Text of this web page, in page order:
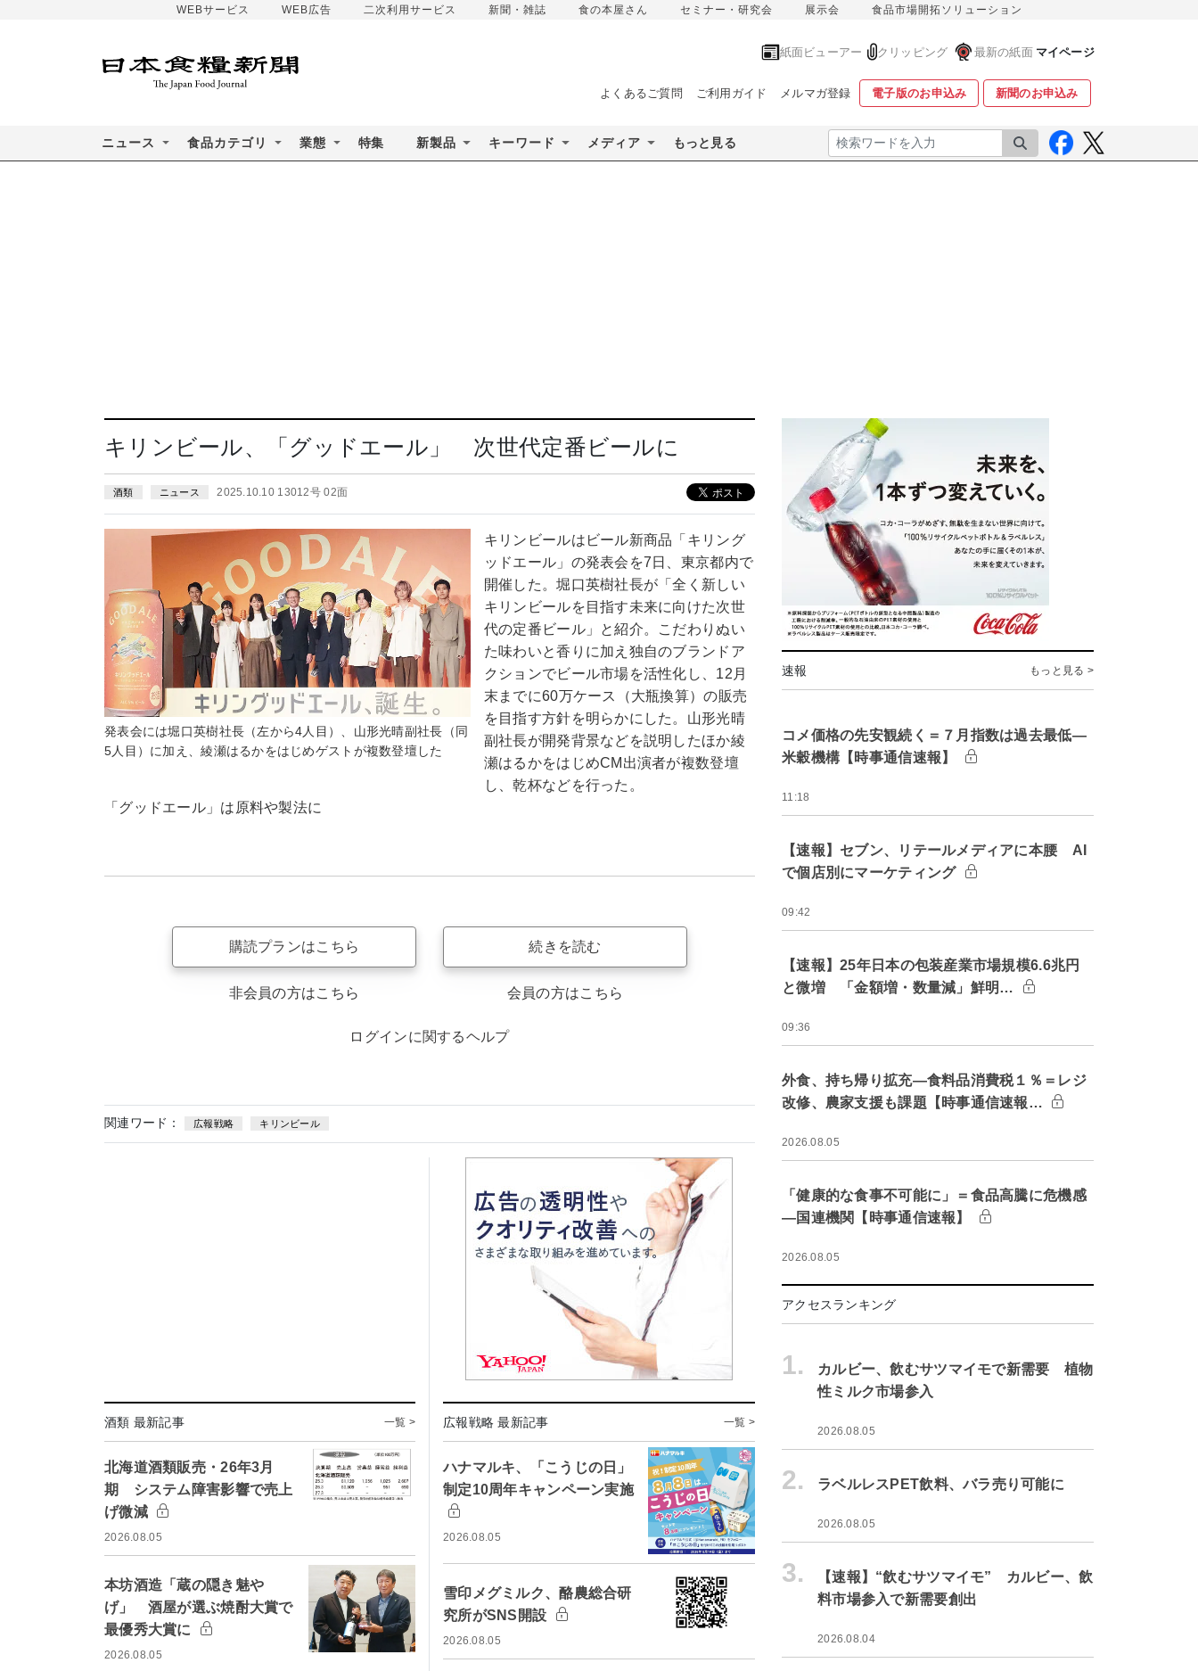
WEBサービス WEB広告 二次利用サービス 新聞・雑誌 食の本屋さん セミナー・研究会 展示会 食品市場開拓ソリューション
紙面ビューアー クリッピング 最新の紙面 マイページ
よくあるご質問 ご利用ガイド メルマガ登録 電子版のお申込み 新聞のお申込み
ニュース 食品カテゴリ 業態 特集 新製品 キーワード メディア もっと見る 検索
キリンビール、「グッドエール」 次世代定番ビールに
酒類 ニュース 2025.10.10 13012号 02面
発表会には堀口英樹社長（左から4人目）、山形光晴副社長（同
5人目）に加え、綾瀬はるかをはじめゲストが複数登壇した
キリンビールはビール新商品「キリング
ッドエール」の発表会を7日、東京都内で
開催した。堀口英樹社長が「全く新しい
キリンビールを目指す未来に向けた次世
代の定番ビール」と紹介。こだわりぬい
た味わいと香りに加え独自のブランドア
クションでビール市場を活性化し、12月
末までに60万ケース（大瓶換算）の販売
を目指す方針を明らかにした。山形光晴
副社長が開発背景などを説明したほか綾
瀬はるかをはじめCM出演者が複数登壇
し、乾杯などを行った。
「グッドエール」は原料や製法に
購読プランはこちら
非会員の方はこちら
続きを読む
会員の方はこちら
ログインに関するヘルプ
関連ワード： 広報戦略 キリンビール
酒類 最新記事 一覧 >
北海道酒類販売・26年3月
期 システム障害影響で売上
げ微減
2026.08.05
本坊酒造「蔵の隠き魅や
げ」 酒屋が選ぶ焼酎大賞で
最優秀大賞に
2026.08.05
広報戦略 最新記事 一覧 >
ハナマルキ、「こうじの日」
制定10周年キャンペーン実施
2026.08.05
雪印メグミルク、酪農総合研
究所がSNS開設
2026.08.05
速報 もっと見る >
コメ価格の先安観続く＝７月指数は過去最低―
米穀機構【時事通信速報】
11:18
【速報】セブン、リテールメディアに本腰 AI
で個店別にマーケティング
09:42
【速報】25年日本の包装産業市場規模6.6兆円
と微増 「金額増・数量減」鮮明…
09:36
外食、持ち帰り拡充―食料品消費税１％＝レジ
改修、農家支援も課題【時事通信速報…
2026.08.05
「健康的な食事不可能に」＝食品高騰に危機感
―国連機関【時事通信速報】
2026.08.05
アクセスランキング
1.
カルビー、飲むサツマイモで新需要 植物
性ミルク市場参入
2026.08.05
2. ラベルレスPET飲料、バラ売り可能に
2026.08.05
3.
【速報】“飲むサツマイモ” カルビー、飲
料市場参入で新需要創出
2026.08.04